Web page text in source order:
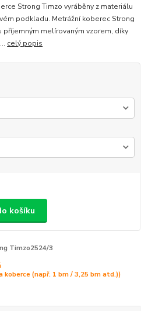
Strong Timzo vyráběny z materiálu
podkladu. Metrážní koberec Strong
příjemným melírovaným vzorem, díky
celý popis
košíku
Timzo2524/3
koberce (např. 1 bm / 3,25 bm atd.))